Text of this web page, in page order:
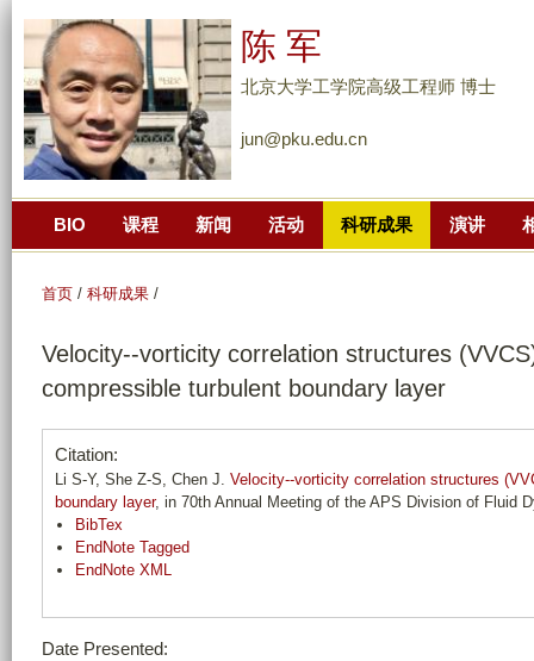
主
分
陈 军
北京大学工学院高级工程师 博士
jun@pku.edu.cn
BIO 课程 新闻 活动 科研成果 演讲
首页 / 科研成果 /
Velocity--vorticity correlation structures
compressible turbulent boundary layer
Citation:
Li S-Y, She Z-S, Chen J. Velocity--vorticity correlation structures
boundary layer, in 70th Annual Meeting of the APS Division of Fluid
BibTex
EndNote Tagged
EndNote XML
Date Presented: